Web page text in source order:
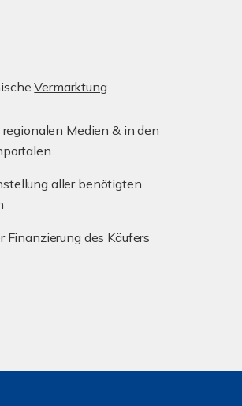
Vermarktung
Medien & in den
aller benötigten
Finanzierung des Käufers